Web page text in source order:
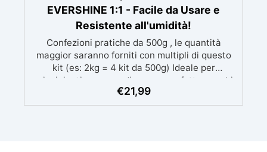
EVERSHINE 1:1 - Facile da Usare e
Resistente all'umidità!
Confezioni pratiche da 500g , le quantità
maggior saranno forniti con multipli di questo
kit (es: 2kg = 4 kit da 500g) Ideale per
principianti: a prova di errore, perfetta per chi
inizia. Sempre lucida: garantisce una finitura
brillante e uniforme in ogni condizione.
€21,99